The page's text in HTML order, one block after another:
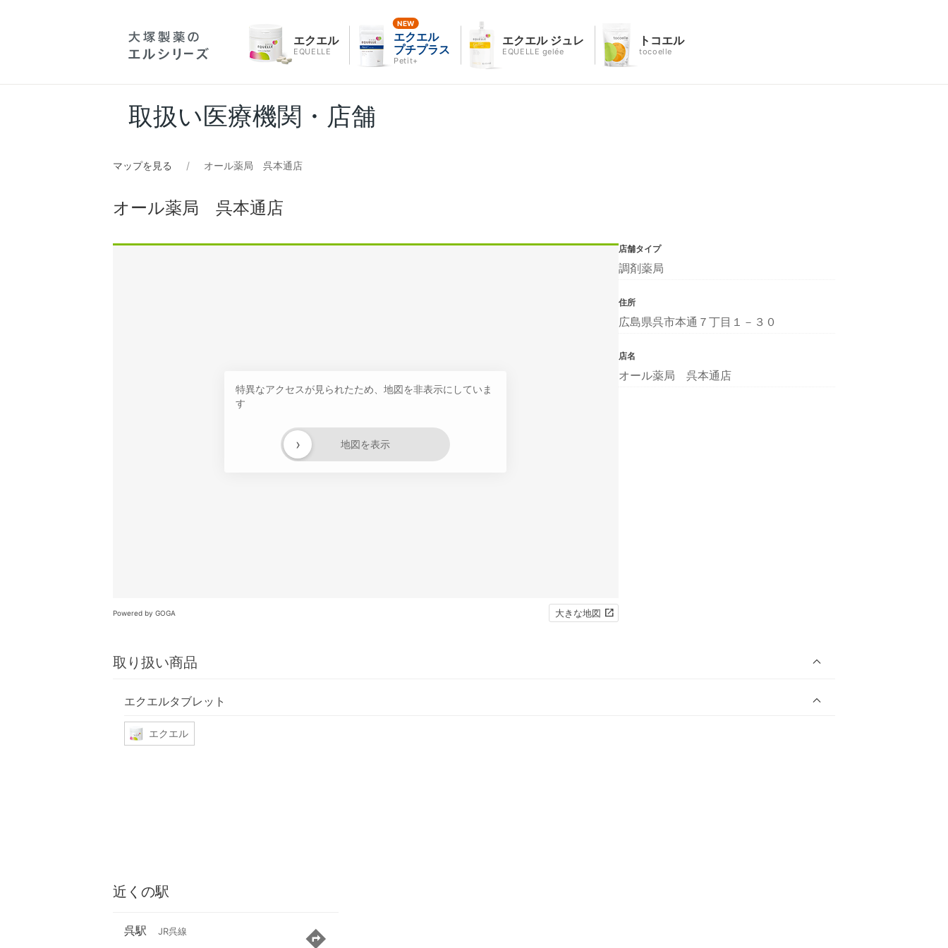
エクエル
EQUELLE
エクエル
プチプラス
Petit+
エクエル ジュレ
EQUELLE gelée
トコエル
tocoelle
取扱い医療機関・店舗
マップを見る オール薬局 呉本通店
オール薬局 呉本通店
特異なアクセスが見られたため、地図を非表示にしていま
す
地図を表示
›
Powered by GOGA 大きな地図
取り扱い商品
エクエルタブレット
エクエル
店舗タイプ
調剤薬局
住所
広島県呉市本通７丁目１－３０
店名
オール薬局 呉本通店
近くの駅
呉駅 JR呉線